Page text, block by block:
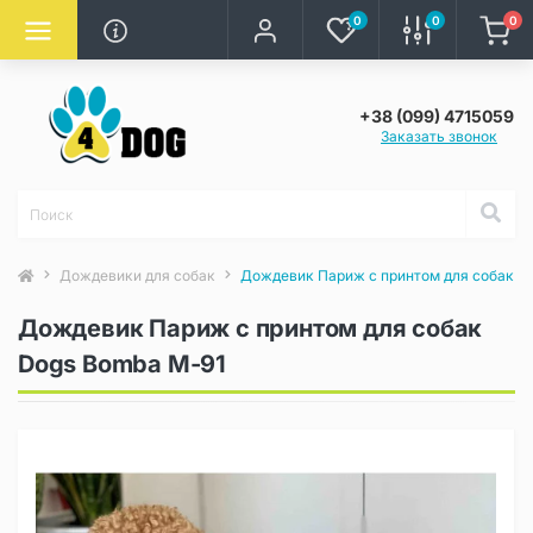
0 0 0
+38 (099) 4715059
Заказать звонок
Дождевики для собак Дождевик Париж с принтом для собак
Дождевик Париж с принтом для собак
Dogs Bomba M-91